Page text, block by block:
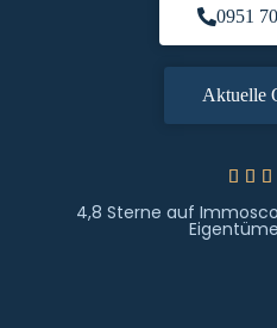
0951
Aktuelle
  
4,8 Sterne auf